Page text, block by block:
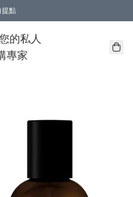
提點
的私人
專家